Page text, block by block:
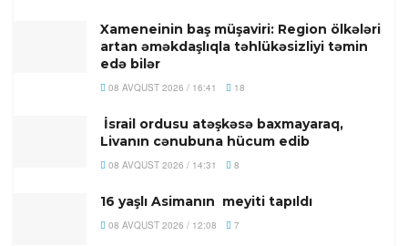
Xameneinin baş müşaviri: Region ölkələri
artan əməkdaşlıqla təhlükəsizliyi təmin
edə bilər
08 AVQUST 2026 / 16:41 18
İsrail ordusu atəşkəsə baxmayaraq,
Livanın cənubuna hücum edib
08 AVQUST 2026 / 14:31 8
16 yaşlı Asimanın meyiti tapıldı
08 AVQUST 2026 / 12:08 7